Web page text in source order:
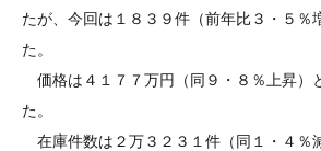
たが、今回は１８３９件（前年比３・５％
た。
価格は４１７７万円（同９・８％上昇）
た。
在庫件数は２万３２３１件（同１・４％